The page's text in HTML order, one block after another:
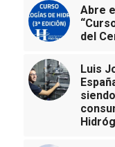
Abre
del
Luis